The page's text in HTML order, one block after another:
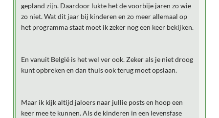
gepland zijn. Daardoor lukte het de voorbije jaren zo wie
zo niet. Wat dit jaar bij kinderen en zo meer allemaal op
het programma staat moet ik zeker nog een keer bekijken.
En vanuit België is het wel ver ook. Zeker als je niet droog
kunt opbreken en dan thuis ook terug moet opslaan.
Maar ik kijk altijd jaloers naar jullie posts en hoop een
keer mee te kunnen. Als de kinderen in een levensfase